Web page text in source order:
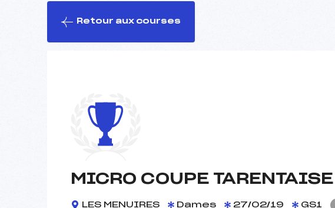
Retour aux courses
MICRO COUPE TARENTAISE
LES MENUIRES Dames 27/02/19 GS1